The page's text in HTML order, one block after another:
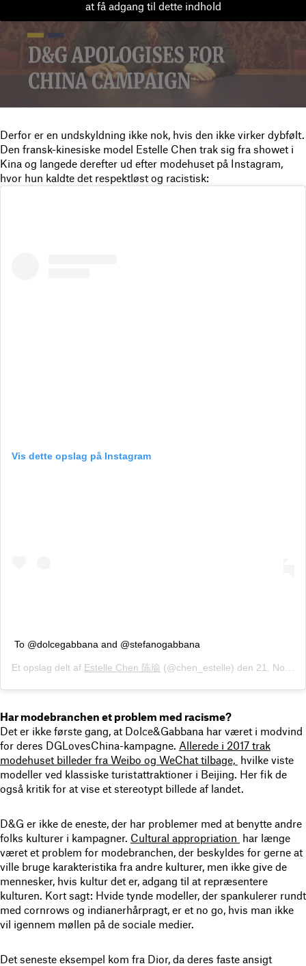
at få adgang til dette indhold
Derfor er en undskyldning ikke nok, hvis den ikke virker dybfølt.
Den fransk-kinesiske model Estelle Chen trak sig fra showet i
Kina og langede derefter ud efter modehuset på Instagram,
hvor hun kaldte det respektløst og racistisk:
Vis dette opslag på Instagram
To @dolcegabbana and @stefanogabbana
Et opslag delt af Estelle Chen 陈瑜 (@chen_estelle) den 21. Nov, 2018 kl. 12.20 PST
Har modebranchen et problem med racisme?
Det er ikke første gang, at Dolce&Gabbana har været i modvind
for deres DGLovesChina-kampagne. Allerede i 2017 trak
modehuset billeder fra Weibo og WeChat tilbage, hvilke viste
modeller ved klassiske turistattraktioner i Beijing. Her fik de
også kritik for at vise et stereotypt billede af landet.
D&G er ikke de eneste, der har problemer med at benytte andre
folks kulturer i kampagner. Cultural appropriation har længe
været et problem for modebranchen, der beskyldes for gerne at
ville bruge karakteristika fra andre kulturer, men ikke give de
mennesker, hvis kultur det er, adgang til at repræsentere
kulturen. Kort sagt: Hvide tynde modeller, der spankulerer rundt
med cornrows og indianerhårpragt, er et no go, hvis man ikke
vil igennem møllen på de sociale medier.
Det seneste eksempel kom fra Dior, da deres faste ansigt